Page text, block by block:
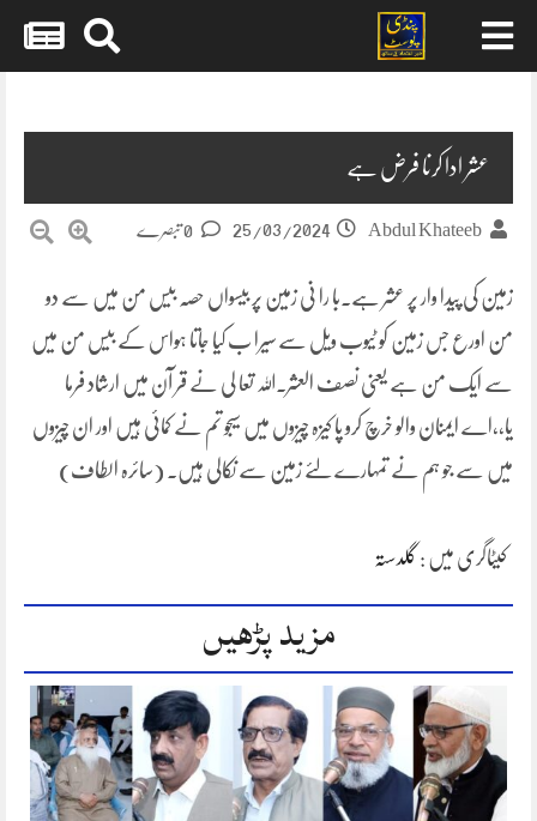
عشر ادا کرنا فرض ہے
Abdul Khateeb
25/03/2024
زمین کی پیدا وار پر عشر ہے۔با را نی زمین پر بیسواں حصہ بیس من میں سے دو
من اورع جس زمین کو ٹیوب ویل سے سیرا ب کیا جاتا ہواس کے بیس من میں
سے ایک من ہے یعنی نصف العشر۔اللہ تعا لی نے قر آن میں ارشاد فرما
یا،،اے ایمنان والو خرچ کرو پا کیزہ چیزوں میں سیجو تم نے کمائی ہیں اور ان چیزوں
میں سے جو ہم نے تمہارے لئے زمین سے نکالی ہیں۔ (سائرہ الطاف)
کیٹاگری میں : گلدستہ
مزید پڑھیں